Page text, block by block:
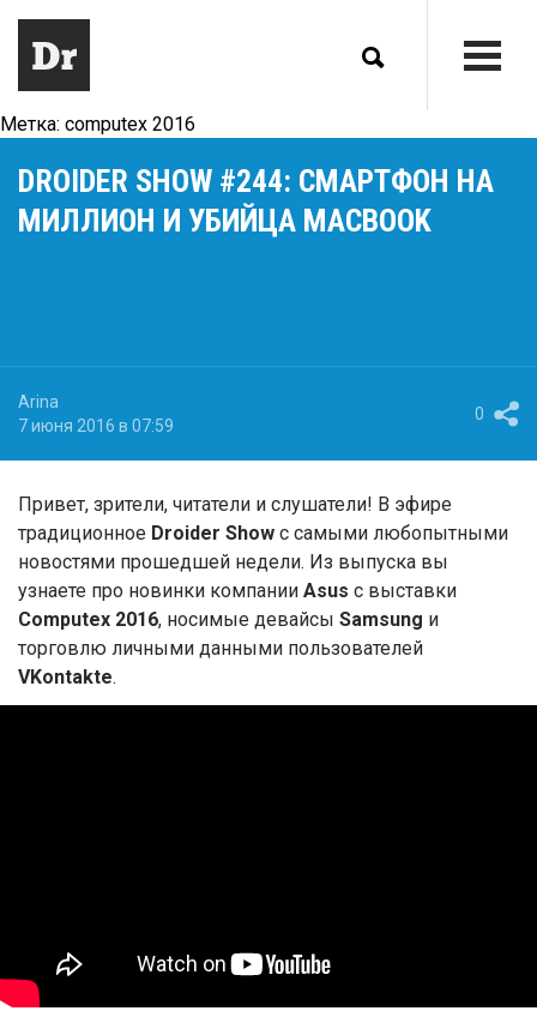
Метка: computex 2016
DROIDER SHOW #244: СМАРТФОН НА
МИЛЛИОН И УБИЙЦА MACBOOK
Arina
7 июня 2016 в 07:59
0
Привет, зрители, читатели и слушатели! В эфире
традиционное Droider Show с самыми любопытными
новостями прошедшей недели. Из выпуска вы
узнаете про новинки компании Asus с выставки
Computex 2016, носимые девайсы Samsung и
торговлю личными данными пользователей
VKontakte.